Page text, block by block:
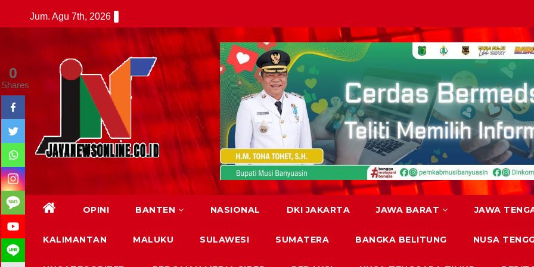
to
Jum. Agu 7th, 2026
OPINI BANTEN NASIONAL DKI JAKARTA JAWA BARAT JAWA
KALIMANTAN MALUKU SULAWESI SUMATERA BANGKA BELITUNG NUSA
0
Shares